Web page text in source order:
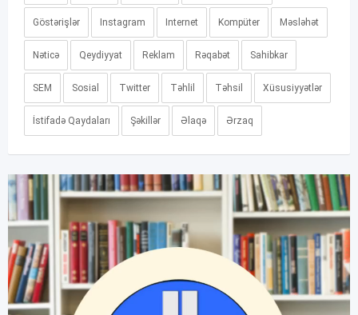
Göstərişlər Instagram Internet Kompüter Məsləhət
Nəticə Qeydiyyat Reklam Rəqabət Sahibkar
SEM Sosial Twitter Təhlil Təhsil Xüsusiyyətlər
İstifadə Qaydaları Şəkillər Əlaqə Ərzaq